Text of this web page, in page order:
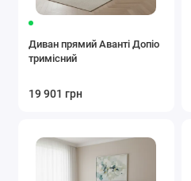
Диван прямий Аванті Допіо
тримісний
19 901 грн